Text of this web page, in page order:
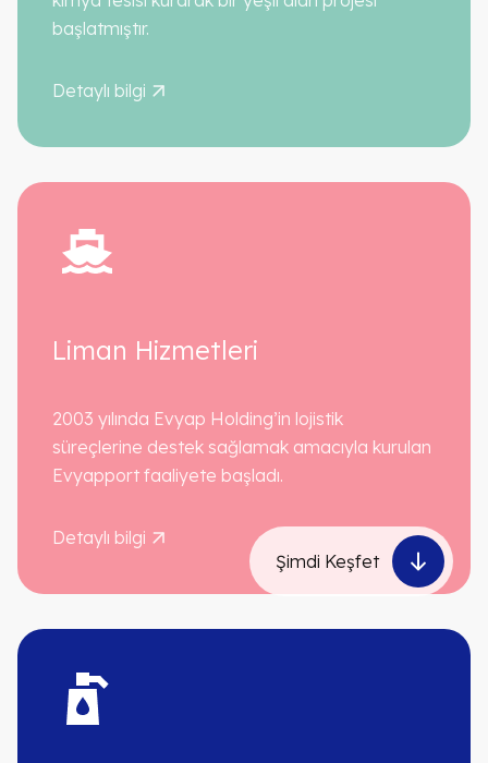
başlatmıştır.
Detaylı bilgi
Liman Hizmetleri
2003 yılında Evyap Holding’in lojistik
süreçlerine destek sağlamak amacıyla kurulan
Evyapport faaliyete başladı.
Detaylı bilgi
Şimdi Keşfet